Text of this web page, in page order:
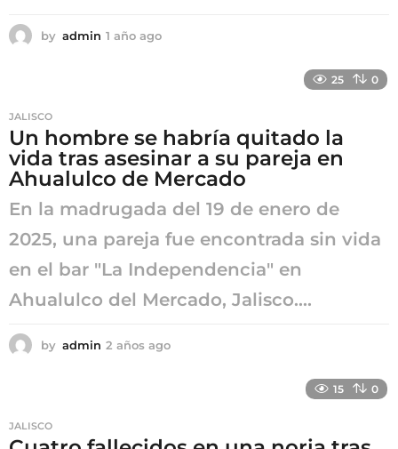
by admin 1 año ago
o
25 0
JALISCO
Un hombre se habría quitado la
vida tras asesinar a su pareja en
Ahualulco de Mercado
En la madrugada del 19 de enero de
2025, una pareja fue encontrada sin vida
en el bar "La Independencia" en
Ahualulco del Mercado, Jalisco....
by admin 2 años ago
g
15 0
JALISCO